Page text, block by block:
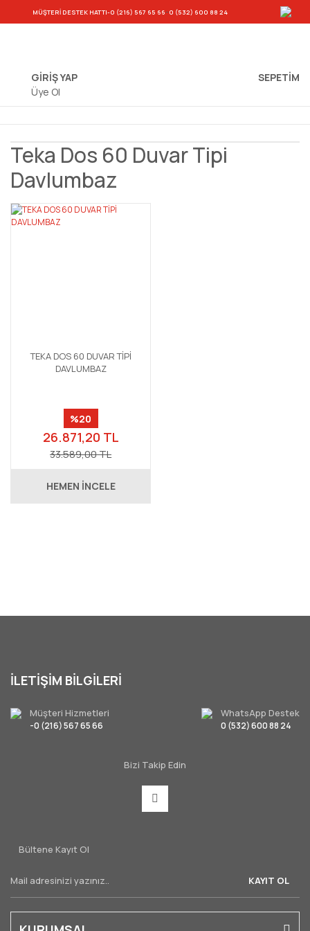
MÜŞTERİ DESTEK HATTI-0 (216) 567 65 66-0 (532) 600 88 24
GİRİŞ YAP
Üye Ol
SEPETIM
Teka Dos 60 Duvar Tipi
Davlumbaz
TEKA DOS 60 DUVAR TİPİ
DAVLUMBAZ
%20
26.871,20 TL
33.589,00 TL
HEMEN İNCELE
İLETİŞİM BİLGİLERİ
Müşteri Hizmetleri
-0 (216) 567 65 66
WhatsApp Destek
0 (532) 600 88 24
Bizi Takip Edin
Bültene Kayıt Ol
KAYIT OL